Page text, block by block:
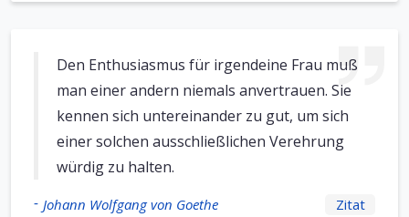
Den Enthusiasmus für irgendeine Frau muß
man einer andern niemals anvertrauen. Sie
kennen sich untereinander zu gut, um sich
einer solchen ausschließlichen Verehrung
würdig zu halten.
- Johann Wolfgang von Goethe Zitat